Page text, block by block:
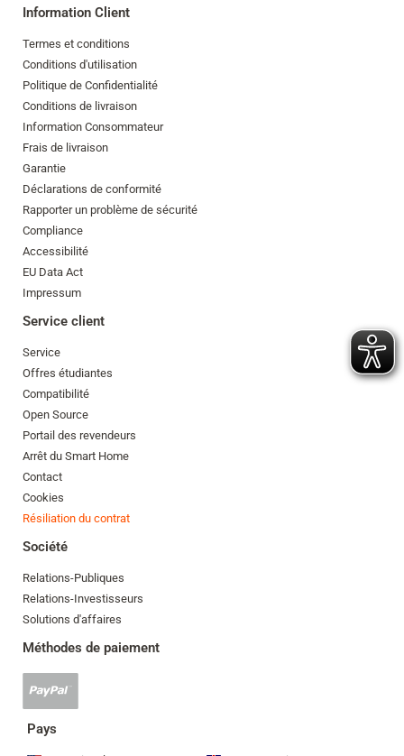
Information Client
Termes et conditions
Conditions d'utilisation
Politique de Confidentialité
Conditions de livraison
Information Consommateur
Frais de livraison
Garantie
Déclarations de conformité
Rapporter un problème de sécurité
Compliance
Accessibilité
EU Data Act
Impressum
Service client
Service
Offres étudiantes
Compatibilité
Open Source
Portail des revendeurs
Arrêt du Smart Home
Contact
Cookies
Résiliation du contrat
Société
Relations-Publiques
Relations-Investisseurs
Solutions d'affaires
Méthodes de paiement
accepté
Pays